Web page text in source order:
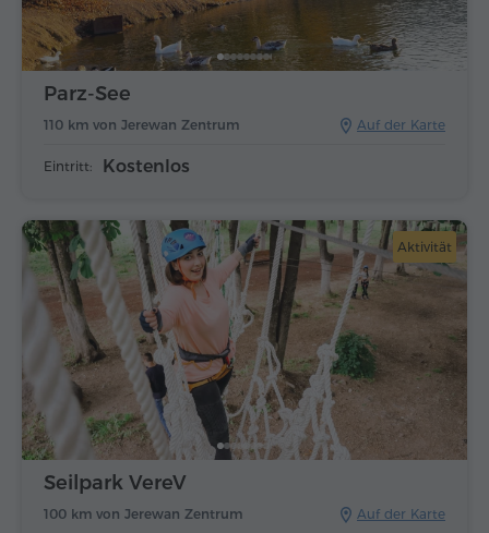
Auf der Karte
110 km von Jerewan Zentrum
Parz-See
Eintritt: Kostenlos
Aktivität
Auf der Karte
100 km von Jerewan Zentrum
Seilpark VereV